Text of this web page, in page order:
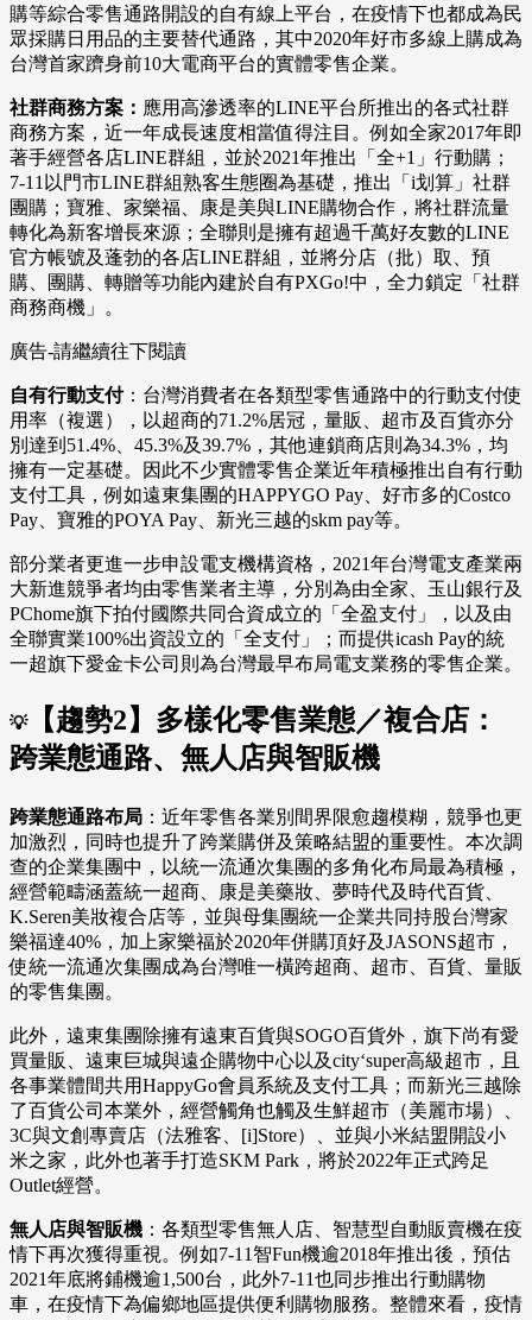
購等綜合零售通路開設的自有線上平台，在疫情下也都成為民
眾採購日用品的主要替代通路，其中2020年好市多線上購成為
台灣首家躋身前10大電商平台的實體零售企業。
社群商務方案： 應用高滲透率的LINE平台所推出的各式社群
商務方案，近一年成長速度相當值得注目。例如全家2017年即
著手經營各店LINE群組，並於2021年推出「全+1」行動購；
7-11以門市LINE群組熟客生態圈為基礎，推出「i划算」社群
團購；寶雅、家樂福、康是美與LINE購物合作，將社群流量
轉化為新客增長來源；全聯則是擁有超過千萬好友數的LINE
官方帳號及蓬勃的各店LINE群組，並將分店（批）取、預
購、團購、轉贈等功能內建於自有PXGo!中，全力鎖定「社群
商務商機」。
廣告-請繼續往下閱讀
自有行動支付：台灣消費者在各類型零售通路中的行動支付使
用率（複選），以超商的71.2%居冠，量販、超市及百貨亦分
別達到51.4%、45.3%及39.7%，其他連鎖商店則為34.3%，均
擁有一定基礎。因此不少實體零售企業近年積極推出自有行動
支付工具，例如遠東集團的HAPPYGO Pay、好市多的Costco
Pay、寶雅的POYA Pay、新光三越的skm pay等。
部分業者更進一步申設電支機構資格，2021年台灣電支產業兩
大新進競爭者均由零售業者主導，分別為由全家、玉山銀行及
PChome旗下拍付國際共同合資成立的「全盈支付」，以及由
全聯實業100%出資設立的「全支付」；而提供icash Pay的統
一超旗下愛金卡公司則為台灣最早布局電支業務的零售企業。
💡【趨勢2】多樣化零售業態／複合店：
跨業態通路、無人店與智販機
跨業態通路布局 ：近年零售各業別間界限愈趨模糊，競爭也更
加激烈，同時也提升了跨業購併及策略結盟的重要性。本次調
查的企業集團中，以統一流通次集團的多角化布局最為積極，
經營範疇涵蓋統一超商、康是美藥妝、夢時代及時代百貨、
K.Seren美妝複合店等，並與母集團統一企業共同持股台灣家
樂福達40%，加上家樂福於2020年併購頂好及JASONS超市，
使統一流通次集團成為台灣唯一橫跨超商、超市、百貨、量販
的零售集團。
此外，遠東集團除擁有遠東百貨與SOGO百貨外，旗下尚有愛
買量販、遠東巨城與遠企購物中心以及city‘super高級超市，且
各事業體間共用HappyGo會員系統及支付工具；而新光三越除
了百貨公司本業外，經營觸角也觸及生鮮超市（美麗市場）、
3C與文創專賣店（法雅客、[i]Store）、並與小米結盟開設小
米之家，此外也著手打造SKM Park，將於2022年正式跨足
Outlet經營。
無人店與智販機 ：各類型零售無人店、智慧型自動販賣機在疫
情下再次獲得重視。例如7-11智Fun機逾2018年推出後，預估
2021年底將鋪機逾1,500台，此外7-11也同步推出行動購物
車，在疫情下為偏鄉地區提供便利購物服務。整體來看，疫情